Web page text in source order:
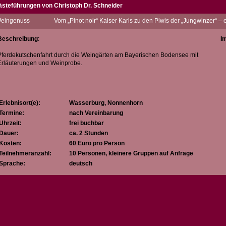
habe, und die Liebe zum See und seinen Weinen möchte ich gerne
von Christoph Dr. Schneider
Vom „Pinot noir“ Kaiser Karls zu den Piwis der „Jungwinzer“ –
:
durch die Weingärten am Bayerischen Bodensee mit
und Weinprobe.
Erlebnisort(e):
Wasserburg, Nonnenhorn
nach Vereinbarung
frei buchbar
Dauer:
ca. 2 Stunden
Kosten:
60 Euro pro Person
10 Personen, kleinere Gruppen auf Anfrage
deutsch